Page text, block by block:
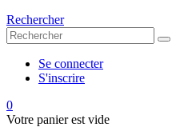
Rechercher
Se connecter
S'inscrire
0
Votre panier est vide